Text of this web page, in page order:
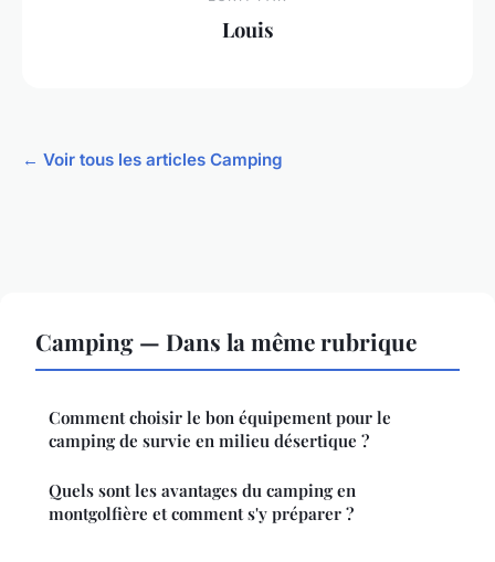
Louis
← Voir tous les articles Camping
Camping — Dans la même rubrique
Comment choisir le bon équipement pour le
camping de survie en milieu désertique ?
Quels sont les avantages du camping en
montgolfière et comment s'y préparer ?